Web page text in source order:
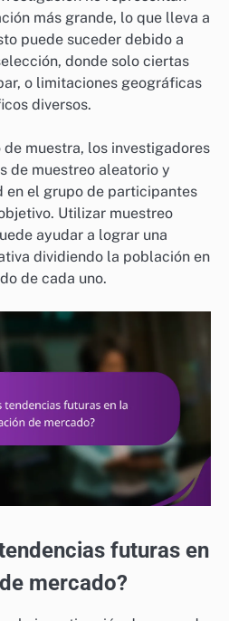
más grande, lo que lleva a
puede suceder debido a
donde solo ciertas
o limitaciones geográficas
diversos.
de muestra, los investigadores
de muestreo aleatorio y
en el grupo de participantes
Utilizar muestreo
ayudar a lograr una
dividiendo la población en
de cada uno.
futuras en
mercado?